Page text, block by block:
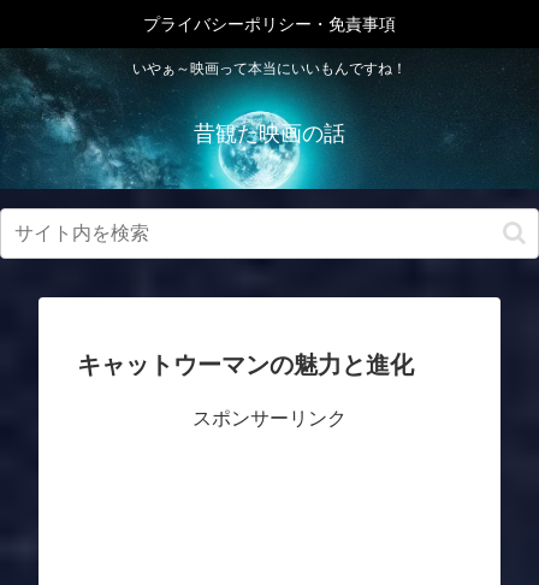
いやぁ～映画って本当にいいもんですね！
昔観た映画の話
プライバシーポリシー・免責事項
キャットウーマンの魅力と進化
スポンサーリンク